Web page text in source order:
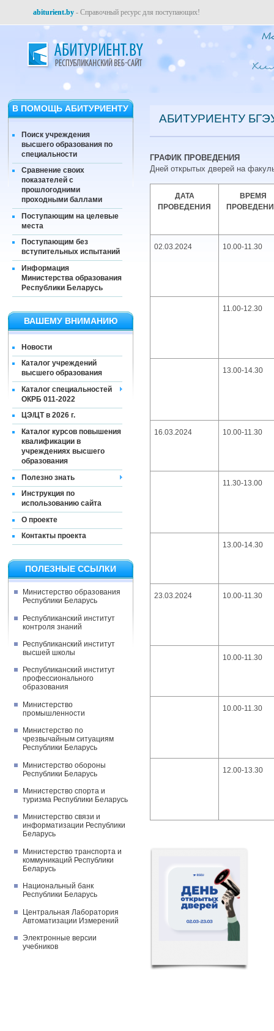
abiturient.by - Справочный ресурс для поступающих!
В ПОМОЩЬ АБИТУРИЕНТУ
Поиск учреждения
высшего образования по
специальности
Сравнение своих
показателей с
прошлогодними
проходными баллами
Поступающим на целевые
места
Поступающим без
вступительных испытаний
Информация
Министерства образования
Республики Беларусь
ВАШЕМУ ВНИМАНИЮ
Новости
Каталог учреждений
высшего образования
Каталог специальностей
ОКРБ 011-2022
ЦЭ/ЦТ в 2026 г.
Каталог курсов повышения
квалификации в
учреждениях высшего
образования
Полезно знать
Инструкция по
использованию сайта
О проекте
Контакты проекта
ПОЛЕЗНЫЕ ССЫЛКИ
Министерство образования
Республики Беларусь
Республиканский институт
контроля знаний
Республиканский институт
высшей школы
Республиканский институт
профессионального
образования
Министерство
промышленности
Министерство по
чрезвычайным ситуациям
Республики Беларусь
Министерство обороны
Республики Беларусь
Министерство спорта и
туризма Республики Беларусь
Министерство связи и
информатизации Республики
Беларусь
Министерство транспорта и
коммуникаций Республики
Беларусь
Национальный банк
Республики Беларусь
Центральная Лаборатория
Автоматизации Измерений
Электронные версии
учебников
АБИТУРИЕНТУ
ГРАФИК ПРОВЕДЕНИЯ
Дней открытых дверей на
ДАТА
ПРОВЕДЕНИЯ
ВРЕМЯ
02.03.2024 10.00-11.30
11.00-12.30
13.00-14.30
16.03.2024 10.00-11.30
11.30-13.00
13.00-14.30
23.03.2024 10.00-11.30
10.00-11.30
10.00-11.30
12.00-13.30